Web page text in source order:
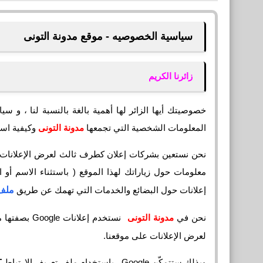
سياسية الخصوصيه - موقع مدونة التونى
زائرنا الكريم
خصوصيتك أيها الزائر لها أهمية بالغة بالنسبة لنا ،
المعلومات الشخصية التي تجمعها مدونة التونى وكيفية
نحن نستعين بشركات إعلان كطرف ثالث لعرض
معلومات حول زياراتك لهذا الموقع ( باستثناء الاسم
إعلانات حول البضائع والخدمات التي تهمك عن طريق
نحن فيمدونة التونى
نستخدم إعلانات Google بصفتها مورِّدًا مالياً خارجياً ، ولذلك تستخدم شركة جوجل
لعرض الإعلانات على موقعنا.